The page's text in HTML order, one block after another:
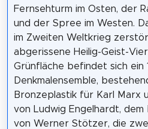
Fernsehturm im Osten, der
und der Spree im Westen.
im Zweiten Weltkrieg
abgerissene Heilig-Geist-
Grünfläche befindet sich ein
Denkmalensemble,
Bronzeplastik für Karl Marx
von Ludwig Engelhardt,
von Werner Stötzer, die